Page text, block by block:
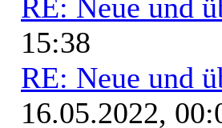
RE: Neue und
15:38
RE: Neue und
16.05.2022,